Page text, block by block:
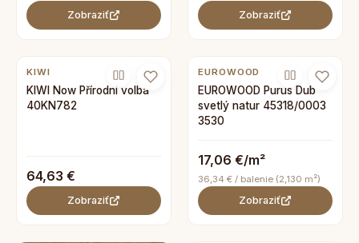
Zobraziť Zobraziť
KIWI
KIWI Now Přírodní volba
40KN782
64,63 €
Zobraziť
EUROWOOD
EUROWOOD Purus Dub
svetlý natur 45318/0003
3530
17,06 €/m²
36,34 € / balenie (2,130 m²)
Zobraziť